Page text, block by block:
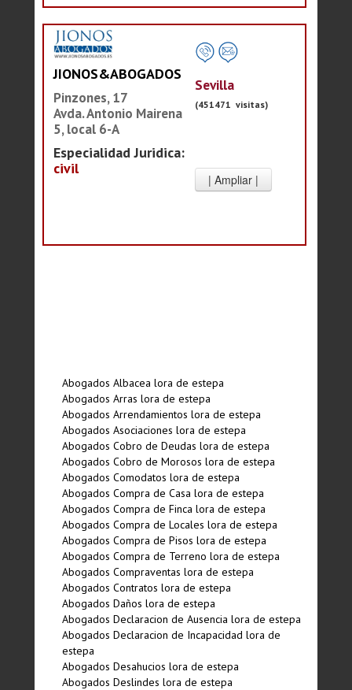
JIONOS&ABOGADOS
Pinzones, 17
Avda. Antonio Mairena
5, local 6-A
Especialidad Juridica:
civil
Sevilla
(451471 visitas)
Abogados Albacea lora de estepa
Abogados Arras lora de estepa
Abogados Arrendamientos lora de estepa
Abogados Asociaciones lora de estepa
Abogados Cobro de Deudas lora de estepa
Abogados Cobro de Morosos lora de estepa
Abogados Comodatos lora de estepa
Abogados Compra de Casa lora de estepa
Abogados Compra de Finca lora de estepa
Abogados Compra de Locales lora de estepa
Abogados Compra de Pisos lora de estepa
Abogados Compra de Terreno lora de estepa
Abogados Compraventas lora de estepa
Abogados Contratos lora de estepa
Abogados Daños lora de estepa
Abogados Declaracion de Ausencia lora de estepa
Abogados Declaracion de Incapacidad lora de
estepa
Abogados Desahucios lora de estepa
Abogados Deslindes lora de estepa